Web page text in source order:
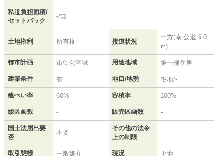
私道負担面積/
セットバック
-/無
土地権利 所有権 接道状況
一方(南 公道 6.0
m)
都市計画 市街化区域 用途地域 第一種住居
建築条件 有 地目/地勢 宅地/-
建ぺい率 60% 容積率 200%
総区画数 - 販売区画数 -
国土法届出要
否
不要
その他の法令
上の制限
-
取引態様 一般媒介 現況 更地